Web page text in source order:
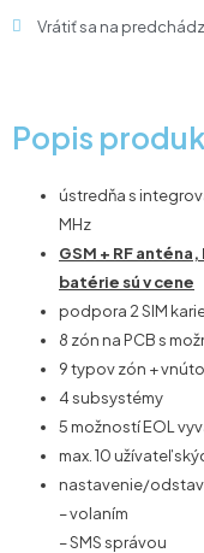
Vrátiť sa na
Popis
ústredňa s
MHz
GSM + RF
batérie sú v cene
podpora 2 SIM
8 zón na PCB s
9 typov zón +
4 subsystémy
5 možností EOL
max. 10
nastavenie/
– volaním
– SMS správou